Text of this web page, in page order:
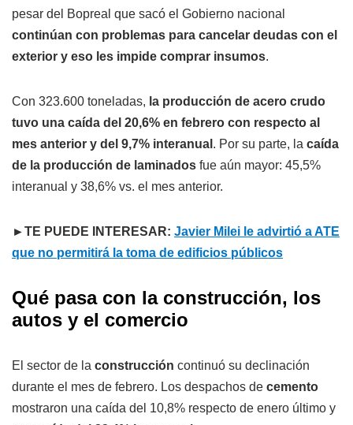
pesar del Bopreal que sacó el Gobierno nacional
continúan con problemas para cancelar deudas con el
exterior y eso les impide comprar insumos.
Con 323.600 toneladas, la producción de acero crudo
tuvo una caída del 20,6% en febrero con respecto al
mes anterior y del 9,7% interanual . Por su parte, la caída
de la producción de laminados fue aún mayor: 45,5%
interanual y 38,6% vs. el mes anterior.
►TE PUEDE INTERESAR: Javier Milei le advirtió a ATE
que no permitirá la toma de edificios públicos
Qué pasa con la construcción, los
autos y el comercio
El sector de la construcción continuó su declinación
durante el mes de febrero. Los despachos de cemento
mostraron una caída del 10,8% respecto de enero último y